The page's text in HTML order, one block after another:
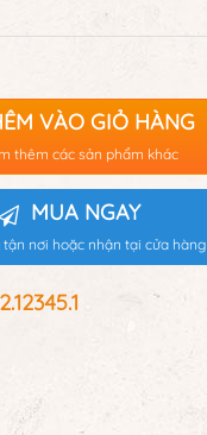
VÀO GIỎ HÀNG
thêm các sản phẩm khác
MUA NGAY
tận nơi hoặc nhận tại cửa hàng